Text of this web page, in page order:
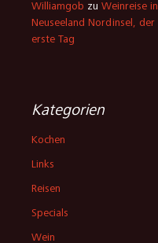
Williamgob zu Weinreise in
Neuseeland Nordinsel, der
erste Tag
Kategorien
Kochen
Links
Reisen
Specials
Wein